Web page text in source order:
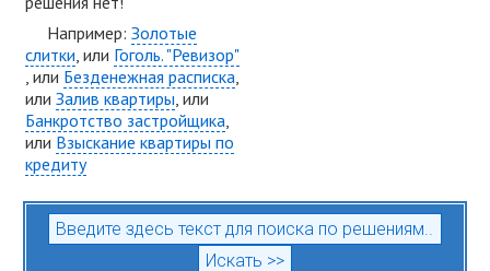
Например: Золотые
слитки, или Гоголь. "Ревизор"
, или Безденежная расписка,
или Залив квартиры, или
Банкротство застройщика,
или Взыскание квартиры по
кредиту